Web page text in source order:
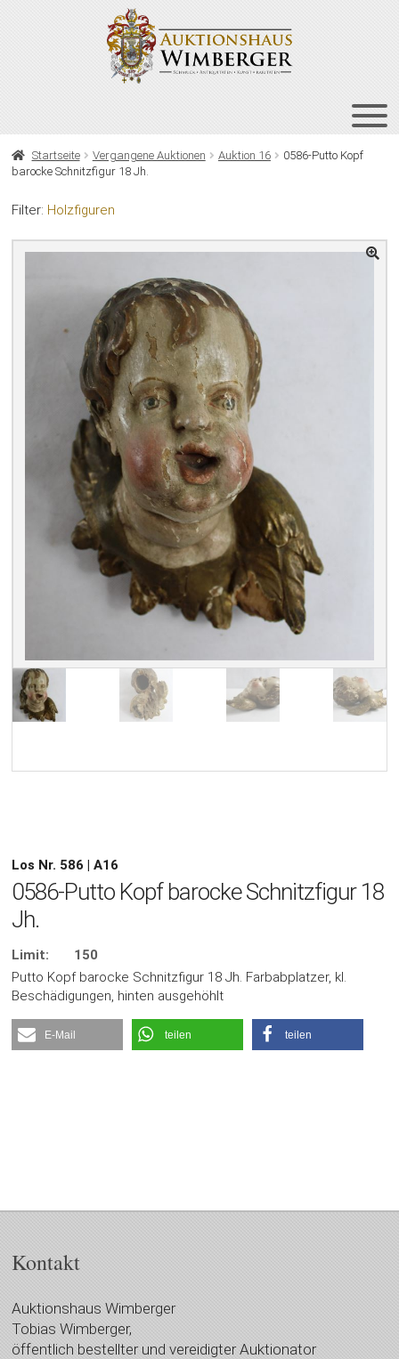
HOME
KONTAKT
NEWSLETTER
Startseite Vergangene Auktionen Auktion 16
0586-Putto Kopf
barocke Schnitzfigur 18 Jh.
Filter: Holzfiguren
Los Nr. 586 | A16
0586-Putto Kopf barocke Schnitzfigur 18
Jh.
Limit:
150
Putto Kopf barocke Schnitzfigur 18 Jh. Farbabplatzer, kl.
Beschädigungen, hinten ausgehöhlt
E-Mail teilen teilen
Kontakt
Auktionshaus Wimberger
Tobias Wimberger,
öffentlich bestellter und vereidigter Auktionator